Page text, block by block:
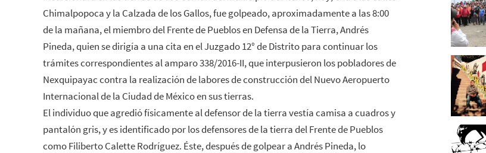
Chimalpopoca y la Calzada de los Gallos, fue golpeado, aproximadamente a las 8:00
de la mañana, el miembro del Frente de Pueblos en Defensa de la Tierra, Andrés
Pineda, quien se dirigía a una cita en el Juzgado 12° de Distrito para continuar los
trámites correspondientes al amparo 338/2016-II, que interpusieron los pobladores de
Nexquipayac contra la realización de labores de construcción del Nuevo Aeropuerto
Internacional de la Ciudad de México en sus tierras.
El individuo que agredió físicamente al defensor de la tierra vestía camisa a cuadros y
pantalón gris, y es identificado por los defensores de la tierra del Frente de Pueblos
como Filiberto Calette Rodríguez. Éste, después de golpear a Andrés Pineda, lo